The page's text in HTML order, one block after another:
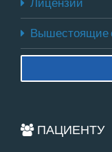
Вышестоящие
ПАЦИЕНТУ